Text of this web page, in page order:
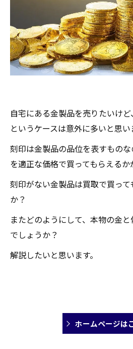
自宅にある金製品を売りたいけ
というケースは意外に多いと思い
刻印は金製品の品位を表すもの
を適正な価格で買ってもらえるか
刻印がない金製品は買取で買っ
か？
またどのようにして、本物の金
でしょうか？
解説したいと思います。
ホームページは